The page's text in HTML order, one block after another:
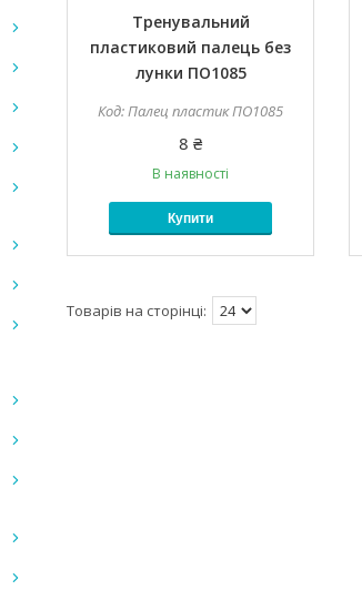
Тренувальний
пластиковий палець без
лунки ПО1085
Палец пластик ПО1085
8 ₴
В наявності
Купити